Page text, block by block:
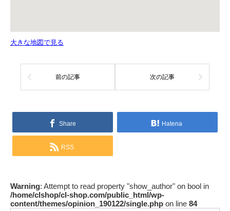
大きな地図で見る
前の記事 次の記事
Share Hatena
RSS
Warning: Attempt to read property "show_author" on bool in
/home/clshop/cl-shop.com/public_html/wp-
content/themes/opinion_190122/single.php on line 84